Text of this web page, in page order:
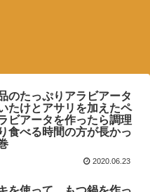
のたっぷりアラビアータ
たけとアサリを加えたペ
ビアータを作ったら調理
食べる時間の方が長かっ
2020.06.23